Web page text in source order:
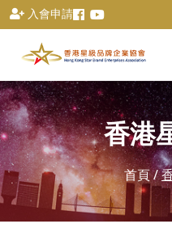
入會申請
香港
首頁/